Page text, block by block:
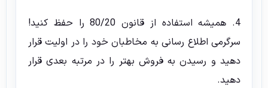
4. همیشه استفاده از قانون 80/20 را حفظ کنید!
سرگرمی اطلاع رسانی به مخاطبان خود را در اولیت قرار
دهید و رسیدن به فروش بهتر را در مرتبه بعدی قرار
دهید.